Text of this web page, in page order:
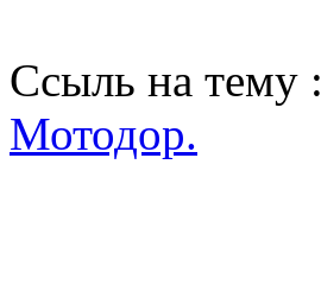
Ссыль на тему :
Мотодор.